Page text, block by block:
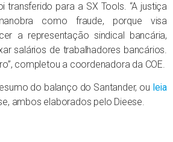
transferido para a SX Tools. “A justiça
como fraude, porque visa
a representação sindical bancária,
salários de trabalhadores bancários.
completou a coordenadora da COE.
do balanço do Santander, ou leia
ambos elaborados pelo Dieese.